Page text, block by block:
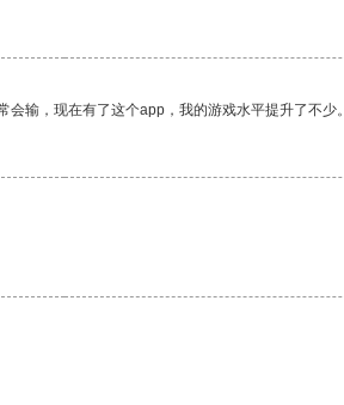
输，现在有了这个app，我的游戏水平提升了不少。